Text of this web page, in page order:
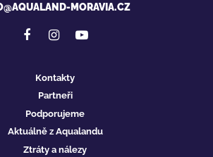
MORAVIA.CZ
Kontakty
Partneři
Podporujeme
Aktuálně z Aqualandu
Ztráty a nálezy